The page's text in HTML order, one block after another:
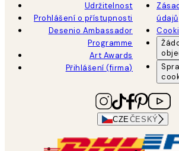
Udržitelnost
Prohlášení o přístupnosti
Desenio Ambassador
Programme
Art Awards
Přihlášení (firma)
údajů
CZE ČESKÝ